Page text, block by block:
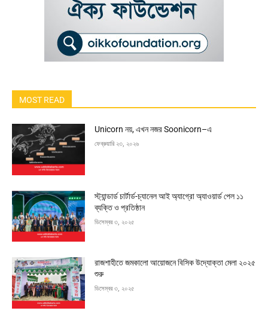
MOST READ
Unicorn নয়, এখন নজর Soonicorn–এ
ফেব্রুয়ারি ২৩, ২০২৬
স্ট্যান্ডার্ড চার্টার্ড-চ্যানেল আই অ্যাগ্রো অ্যাওয়ার্ড পেল ১১
ব্যক্তি ও প্রতিষ্ঠান
ডিসেম্বর ৩, ২০২৫
রাজশাহীতে জমকালো আয়োজনে বিসিক উদ্যোক্তা মেলা ২০২৫
শুরু
ডিসেম্বর ৩, ২০২৫